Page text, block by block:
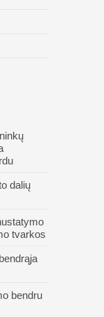
dalių
tvarkos
bendru